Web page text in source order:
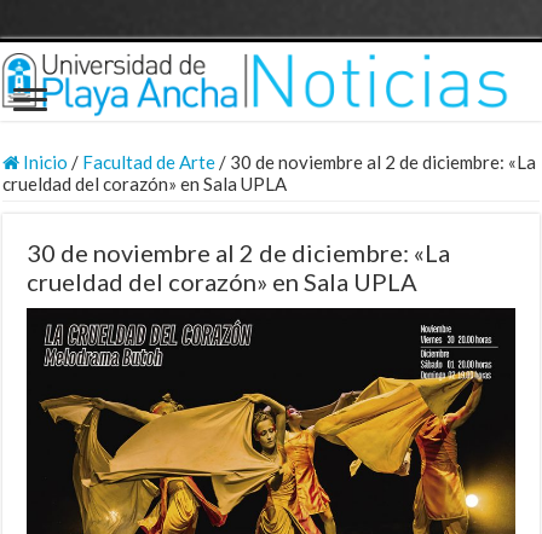
Inicio / Facultad de Arte/ 30 de noviembre al 2 de diciembre: «La
crueldad del corazón» en Sala UPLA
30 de noviembre al 2 de diciembre: «La
crueldad del corazón» en Sala UPLA